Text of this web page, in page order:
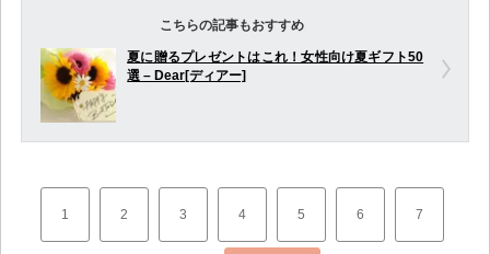
こちらの記事もおすすめ
夏に贈るプレゼントはこれ！女性向け夏ギフト50
選 – Dear[ディアー]
1 2 3 4 5 6 7